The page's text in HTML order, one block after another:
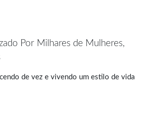
Por Milhares de Mulheres,
de vez e vivendo um estilo de vida